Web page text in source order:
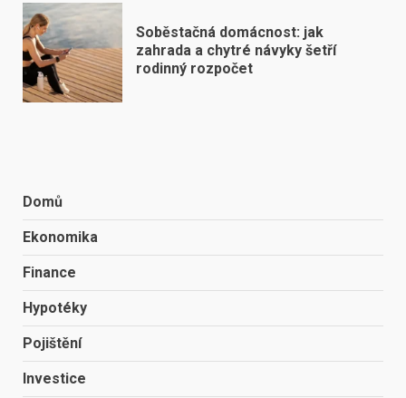
Soběstačná domácnost: jak
zahrada a chytré návyky šetří
rodinný rozpočet
Domů
Ekonomika
Finance
Hypotéky
Pojištění
Investice